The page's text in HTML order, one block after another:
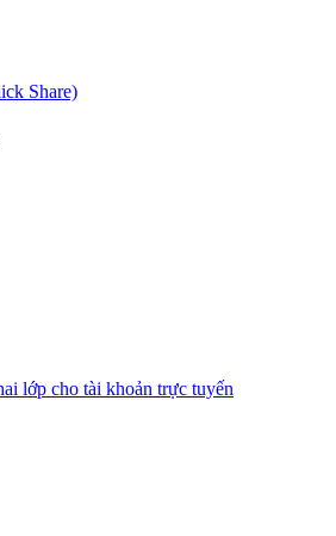
Share)
lớp cho tài khoản trực tuyến